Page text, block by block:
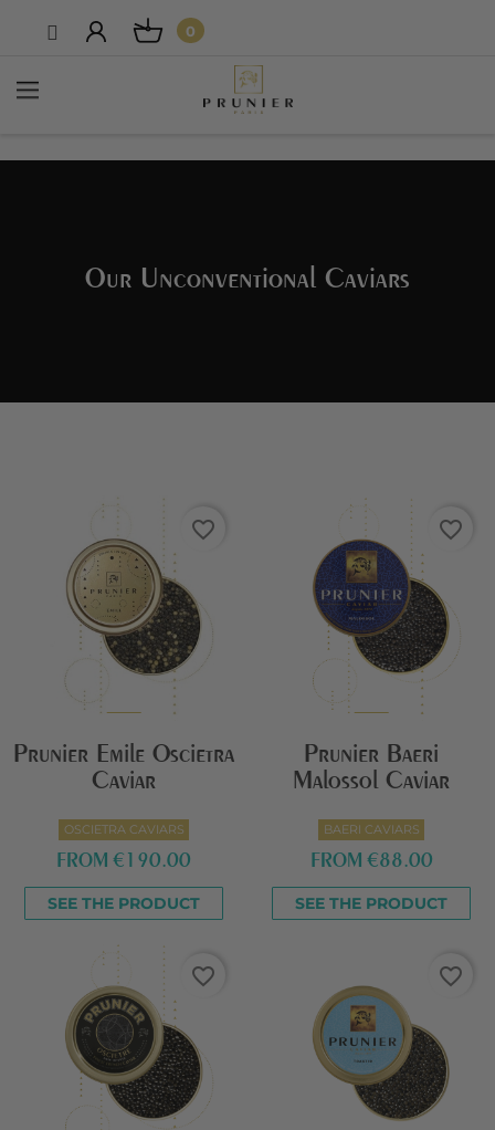
0
Our Unconventional Caviars
favorite_border
Prunier Emile Oscietra
Caviar
OSCIETRA CAVIARS
FROM €190.00
SEE THE PRODUCT
favorite_border
Prunier Baeri
Malossol Caviar
BAERI CAVIARS
FROM €88.00
SEE THE PRODUCT
favorite_border favorite_border